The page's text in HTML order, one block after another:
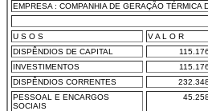
EMPRESA : COMPANHIA DE GERAÇÃO TÉRMICA
U S O S V A L O R
DISPÊNDIOS DE CAPITAL
INVESTIMENTOS
DISPÊNDIOS CORRENTES
PESSOAL E ENCARGOS
SOCIAIS